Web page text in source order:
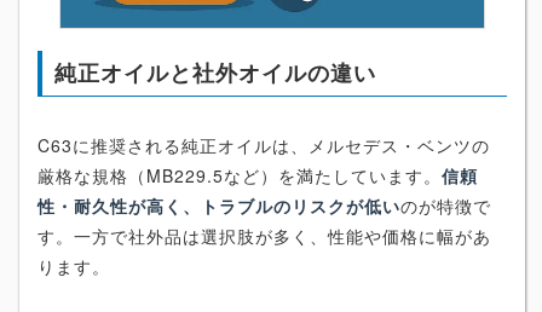
純正オイルと社外オイルの違い
C63に推奨される純正オイルは、メルセデス・ベンツの
厳格な規格（MB229.5など）を満たしています。 信頼
性・耐久性が高く、トラブルのリスクが低いのが特徴で
す。一方で社外品は選択肢が多く、性能や価格に幅があ
ります。